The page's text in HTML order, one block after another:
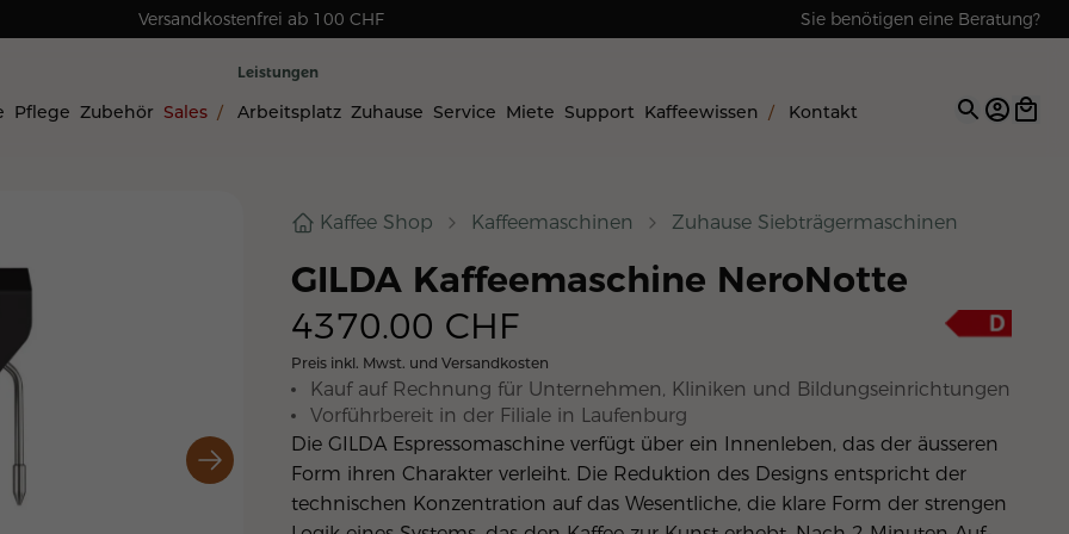
Versandkostenfrei ab 100 CHF Sie benötigen eine Beratung?
Rechnungskauf für Geschäftskunden Reparaturen & Service
Pflege Zubehör Sales /
Leistungen
Arbeitsplatz Zuhause Service Miete Support Kaffeewissen / Kontakt Open
Kaffee Shop Kaffeemaschinen Zuhause Siebträgermaschinen
GILDA Kaffeemaschine NeroNotte
4370.00 CHF
Preis inkl. Mwst. und Versandkosten
Kauf auf Rechnung für Unternehmen, Kliniken und Bildungseinrichtungen
Vorführbereit in der Filiale in Laufenburg
Die GIL­DA Es­pres­so­ma­schi­ne ver­fügt über ein In­nen­le­ben, das der äus­se­ren
Form ih­ren Cha­rak­ter ver­leiht. Die Re­duk­ti­on des De­signs ent­spricht der
tech­ni­schen Kon­zen­tra­ti­on auf das We­sent­li­che, die kla­re Form der stren­gen